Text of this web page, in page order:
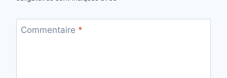
Commentaire *